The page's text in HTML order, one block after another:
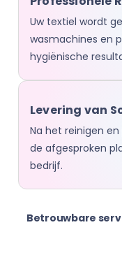
Uw textiel wordt
wasmachines en
hygiënische
Levering van
Na het reinigen
de afgesproken
bedrijf.
Betrouwbare